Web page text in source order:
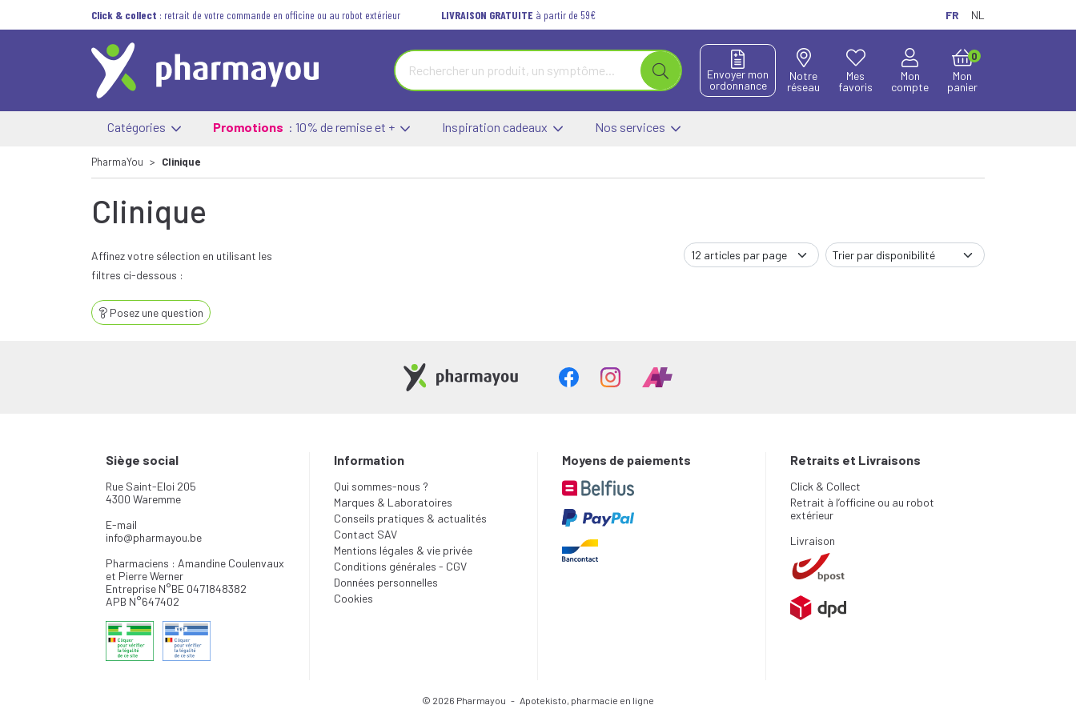
Click & collect : retrait de votre commande en officine ou au robot extérieur LIVRAISON GRATUITE à partir de 59€ FR NL
Notre
réseau
Envoyer mon
ordonnance
Mes
favoris
Mon
compte
Mon
panier
0
Catégories Promotions : 10% de remise et + Inspiration cadeaux Nos services
PharmaYou Clinique
Clinique
Affinez votre sélection en utilisant les
filtres ci-dessous :
Posez une question
Siège social
Rue Saint-Eloi 205
4300 Waremme
E-mail
info@pharmayou.be
Pharmaciens : Amandine Coulenvaux
et Pierre Werner
Entreprise N°BE 0471848382
APB N°647402
Information
Qui sommes-nous ?
Marques & Laboratoires
Conseils pratiques & actualités
Contact SAV
Mentions légales & vie privée
Conditions générales - CGV
Données personnelles
Cookies
Moyens de paiements Retraits et Livraisons
Click & Collect
Retrait à l’officine ou au robot
extérieur
Livraison
© 2026 Pharmayou - Apotekisto, pharmacie en ligne